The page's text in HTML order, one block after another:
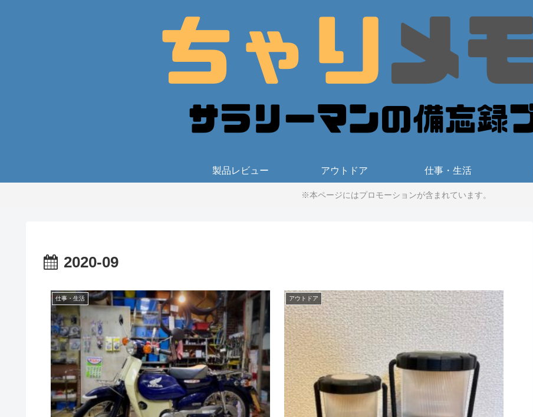
製品レビュー アウトドア 仕事・生活
※本ページにはプロモーションが含まれています。
2020-09
仕事・生活 アウトドア